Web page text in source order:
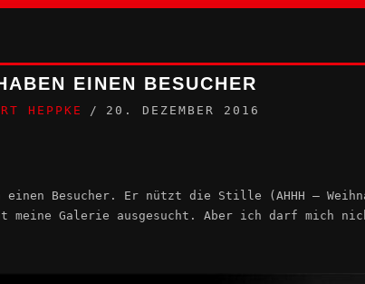
EINEN BESUCHER
HEPPKE 20. DEZEMBER 2016
einen Besucher. Er nützt die Stille (AHHH –
meine Galerie ausgesucht. Aber ich darf mich